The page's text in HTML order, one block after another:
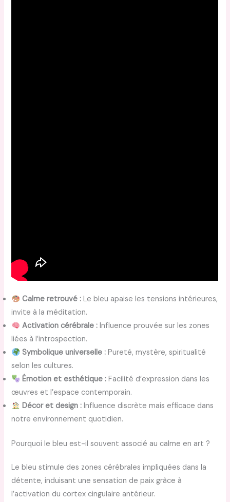
Calme retrouvé : Le bleu apaise les tensions intérieures,
invite à la méditation.
Activation cérébrale : Influence prouvée sur les zones
liées à l’introspection.
Symbolique universelle : Pureté, mystère, spiritualité
selon les cultures.
Émotion et esthétique : Facilité d’expression dans les
œuvres et l’espace contemporain.
Décor et design : Influence discrète mais efficace dans
notre environnement quotidien.
Pourquoi le bleu est-il souvent associé au calme en art ?
Le bleu stimule des zones cérébrales impliquées dans la
détente, induisant une sensation de paix grâce à
l’activation du cortex cingulaire antérieur.